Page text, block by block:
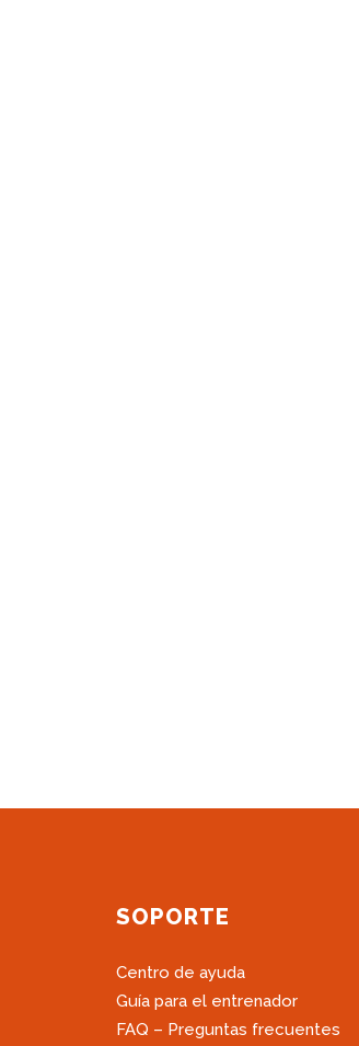
SOPORTE
Centro de ayuda
Guía para el entrenador
FAQ – Preguntas frecuentes